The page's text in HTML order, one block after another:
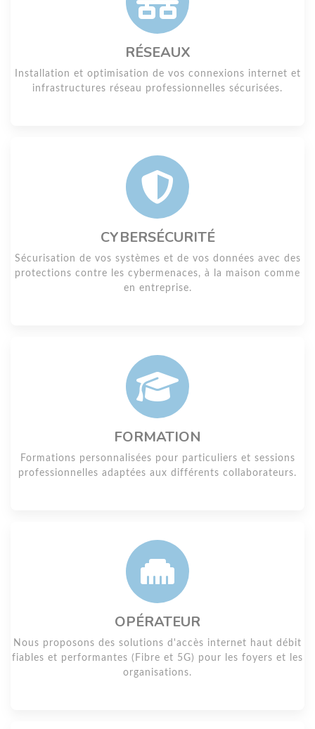
RÉSEAUX
Installation et optimisation de vos connexions internet et
infrastructures réseau professionnelles sécurisées.
CYBERSÉCURITÉ
Sécurisation de vos systèmes et de vos données avec des
protections contre les cybermenaces, à la maison comme
en entreprise.
FORMATION
Formations personnalisées pour particuliers et sessions
professionnelles adaptées aux différents collaborateurs.
OPÉRATEUR
Nous proposons des solutions d'accès internet haut débit
fiables et performantes (Fibre et 5G) pour les foyers et les
organisations.